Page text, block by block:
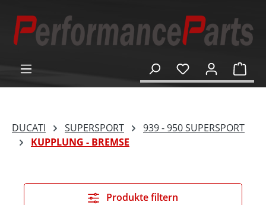
springen
DUCATI SUPERSPORT
939 - 950 SUPERSPORT
KUPPLUNG - BREMSE
Produkte filtern